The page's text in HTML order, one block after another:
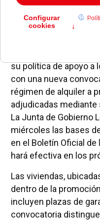
su política de apoyo a
con una nueva
régimen de alquiler a
adjudicadas
La Junta de Gobierno
miércoles las bases
en el Boletín Oficial
hará efectiva en los
Las viviendas,
dentro de la
incluyen plazas de
convocatoria